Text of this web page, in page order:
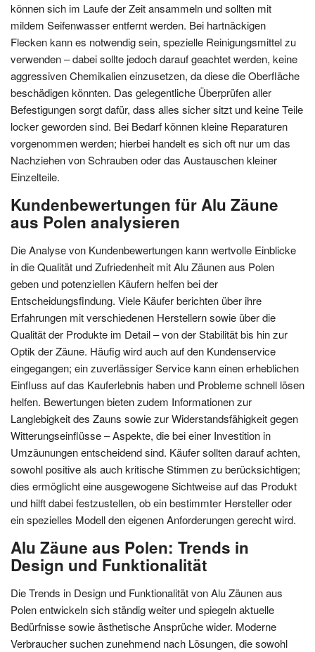
können sich im Laufe der Zeit ansammeln und sollten mit
mildem Seifenwasser entfernt werden. Bei hartnäckigen
Flecken kann es notwendig sein, spezielle Reinigungsmittel zu
verwenden – dabei sollte jedoch darauf geachtet werden, keine
aggressiven Chemikalien einzusetzen, da diese die Oberfläche
beschädigen könnten. Das gelegentliche Überprüfen aller
Befestigungen sorgt dafür, dass alles sicher sitzt und keine Teile
locker geworden sind. Bei Bedarf können kleine Reparaturen
vorgenommen werden; hierbei handelt es sich oft nur um das
Nachziehen von Schrauben oder das Austauschen kleiner
Einzelteile.
Kundenbewertungen für Alu Zäune
aus Polen analysieren
Die Analyse von Kundenbewertungen kann wertvolle Einblicke
in die Qualität und Zufriedenheit mit Alu Zäunen aus Polen
geben und potenziellen Käufern helfen bei der
Entscheidungsfindung. Viele Käufer berichten über ihre
Erfahrungen mit verschiedenen Herstellern sowie über die
Qualität der Produkte im Detail – von der Stabilität bis hin zur
Optik der Zäune. Häufig wird auch auf den Kundenservice
eingegangen; ein zuverlässiger Service kann einen erheblichen
Einfluss auf das Kauferlebnis haben und Probleme schnell lösen
helfen. Bewertungen bieten zudem Informationen zur
Langlebigkeit des Zauns sowie zur Widerstandsfähigkeit gegen
Witterungseinflüsse – Aspekte, die bei einer Investition in
Umzäunungen entscheidend sind. Käufer sollten darauf achten,
sowohl positive als auch kritische Stimmen zu berücksichtigen;
dies ermöglicht eine ausgewogene Sichtweise auf das Produkt
und hilft dabei festzustellen, ob ein bestimmter Hersteller oder
ein spezielles Modell den eigenen Anforderungen gerecht wird.
Alu Zäune aus Polen: Trends in
Design und Funktionalität
Die Trends in Design und Funktionalität von Alu Zäunen aus
Polen entwickeln sich ständig weiter und spiegeln aktuelle
Bedürfnisse sowie ästhetische Ansprüche wider. Moderne
Verbraucher suchen zunehmend nach Lösungen, die sowohl